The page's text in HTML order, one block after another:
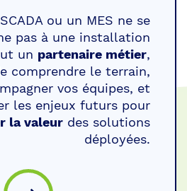
ou un MES ne se
pas à une installation
un partenaire métier,
comprendre le terrain,
vos équipes, et
les enjeux futurs pour
la valeur des solutions
déployées.